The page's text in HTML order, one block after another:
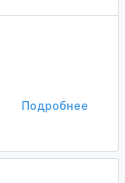
Подробнее